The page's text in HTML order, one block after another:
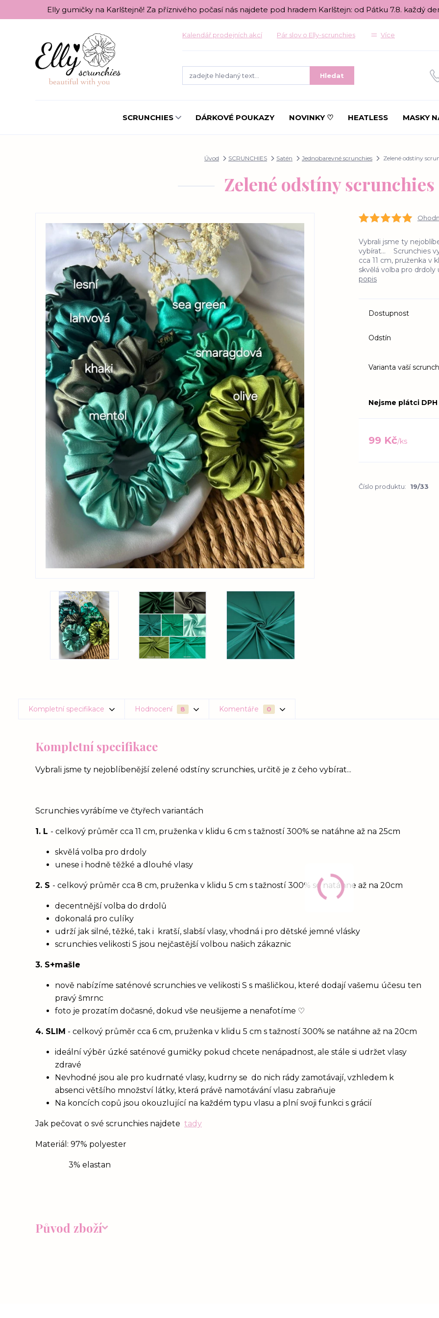
Elly gumičky na Karlštejně! Za příznivého počasí nás najdete pod hradem Karlštejn: od Pátku 7.8. každý
Kalendář prodejních akcí Pár slov o Elly-scrunchies Více
Hledat
SCRUNCHIES DÁRKOVÉ POUKAZY NOVINKY ♡ HEATLESS MASKY
Úvod SCRUNCHIES Satén Jednobarevné scrunchies Zelené odstíny
Zelené odstíny scrunchies
Vybrali jsme ty
vybírat... Scrunchies
cca 11 cm, pruženka v
skvělá volba pro drdoly
popis
Dostupnost
Odstín
Varianta vaší
Nejsme plátci DPH
99 Kč/ks
Číslo produktu: 19/33
Kompletní specifikace Hodnocení 8 Komentáře 0
Kompletní specifikace
Vybrali jsme ty nejoblíbenější zelené odstíny scrunchies, určitě je z čeho vybírat...
Scrunchies vyrábíme ve čtyřech variantách
1. L - celkový průměr cca 11 cm, pruženka v klidu 6 cm s tažností 300% se natáhne až na 25cm
skvělá volba pro drdoly
unese i hodně těžké a dlouhé vlasy
2. S - celkový průměr cca 8 cm, pruženka v klidu 5 cm s tažností 300% se natáhne až na 20cm
decentnější volba do drdolů
dokonalá pro culíky
udrží jak silné, těžké, tak i kratší, slabší vlasy, vhodná i pro dětské jemné vlásky
scrunchies velikosti S jsou nejčastější volbou našich zákaznic
3. S+mašle
nově nabízíme saténové scrunchies ve velikosti S s mašličkou, které dodají vašemu účesu ten
pravý šmrnc
foto je prozatím dočasné, dokud vše neušijeme a nenafotíme ♡
4. SLIM - celkový průměr cca 6 cm, pruženka v klidu 5 cm s tažností 300% se natáhne až na 20cm
ideální výběr úzké saténové gumičky pokud chcete nenápadnost, ale stále si udržet vlasy
zdravé
Nevhodné jsou ale pro kudrnaté vlasy, kudrny se do nich rády zamotávají, vzhledem k
absenci většího množství látky, která právě namotávání vlasu zabraňuje
Na koncích copů jsou okouzlující na každém typu vlasu a plní svoji funkci s grácií
Jak pečovat o své scrunchies najdete tady
Materiál: 97% polyester
3% elastan
Původ zboží